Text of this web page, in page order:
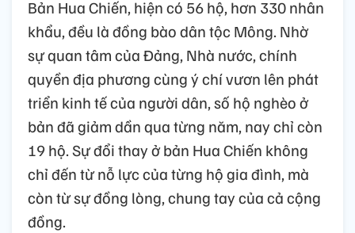
Bản Hua Chiến, hiện có 56 hộ, hơn 330 nhân
khẩu, đều là đồng bào dân tộc Mông. Nhờ
sự quan tâm của Đảng, Nhà nước, chính
quyền địa phương cùng ý chí vươn lên phát
triển kinh tế của người dân, số hộ nghèo ở
bản đã giảm dần qua từng năm, nay chỉ còn
19 hộ. Sự đổi thay ở bản Hua Chiến không
chỉ đến từ nỗ lực của từng hộ gia đình, mà
còn từ sự đồng lòng, chung tay của cả cộng
đồng.